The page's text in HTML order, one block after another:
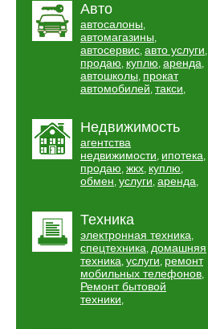
Авто
автосалоны,
автомагазины,
автосервис, авто услуги,
продаю, куплю, аренда,
автошколы, прокат
автомобилей, такси,
Недвижимость
агентства
недвижимости, ипотека,
продаю, жкх, куплю,
обмен, услуги, аренда,
Техника
электронная техника,
спецтехника, домашняя
техника, услуги, ремонт
мобильных телефонов,
Ремонт бытовой
техники,